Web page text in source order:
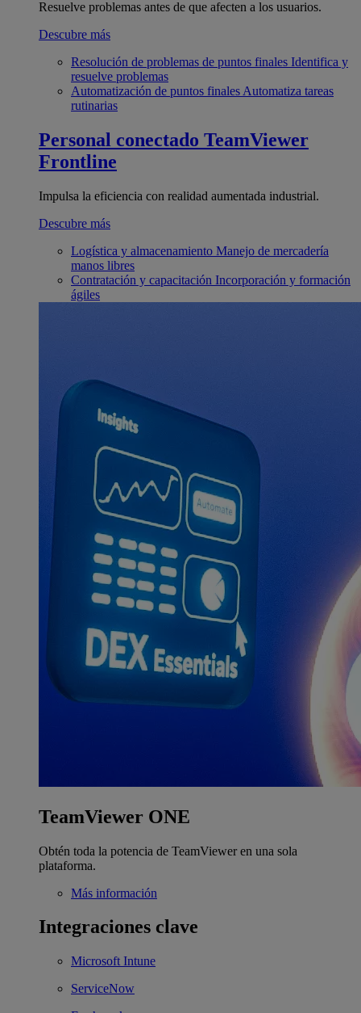
Resuelve problemas antes de que afecten a los usuarios.
Descubre más
Resolución de problemas de puntos finales Identifica y
resuelve problemas
Automatización de puntos finales Automatiza tareas
rutinarias
Personal conectado TeamViewer
Frontline
Impulsa la eficiencia con realidad aumentada industrial.
Descubre más
Logística y almacenamiento Manejo de mercadería
manos libres
Contratación y capacitación Incorporación y formación
ágiles
TeamViewer ONE
Obtén toda la potencia de TeamViewer en una sola
plataforma.
Más información
Integraciones clave
Microsoft Intune
ServiceNow